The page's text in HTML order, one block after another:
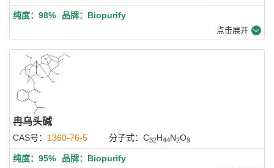
纯度：98% 品牌：Biopurify
点击展开
冉乌头碱
CAS号： 1360-76-5 分子式：C32H44N2O9
纯度：95% 品牌：Biopurify